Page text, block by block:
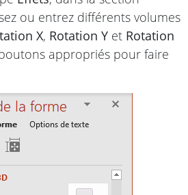
ou entrez différents volumes
X, Rotation Y et Rotation
appropriés pour faire